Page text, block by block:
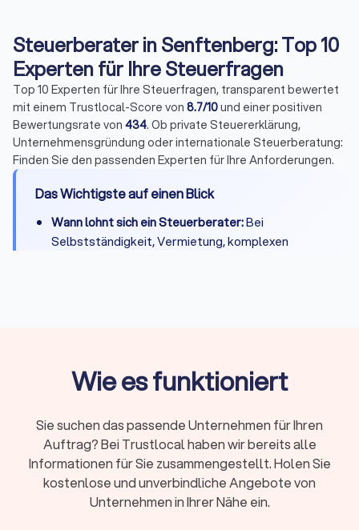
Steuerberater in Senftenberg: Top 10
Experten für Ihre Steuerfragen
Top 10 Experten für Ihre Steuerfragen, transparent bewertet
mit einem Trustlocal-Score von 8.7/10und einer positiven
Bewertungsrate von 434. Ob private Steuererklärung,
Unternehmensgründung oder internationale Steuerberatung:
Finden Sie den passenden Experten für Ihre Anforderungen.
Das Wichtigste auf einen Blick
Wann lohnt sich ein Steuerberater:Bei
Selbstständigkeit, Vermietung, komplexen
Steuerberaterkammer ist Pflicht, Fachberater-
Titel zeigen Spezialisierung
Vorteile – persönlicher Kontakt oder flexible
digitale Zusammenarbeit
Erstgespräch:Viele Kanzleien bieten 15-20
Minuten kostenlos an
Wie es funktioniert
Sie suchen das passende Unternehmen für Ihren
Auftrag? Bei Trustlocal haben wir bereits alle
Informationen für Sie zusammengestellt. Holen Sie
kostenlose und unverbindliche Angebote von
Unternehmen in Ihrer Nähe ein.